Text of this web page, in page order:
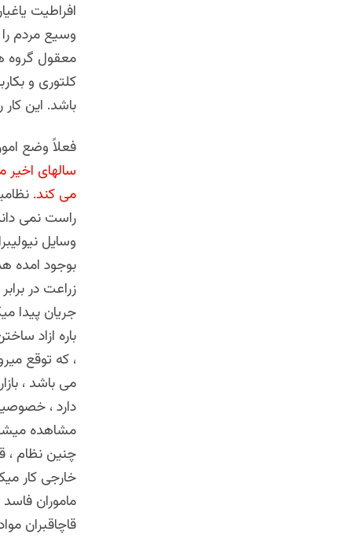
افراطیت
وسیع مردم
معقول گروه
کلتوری و
باشد. این کار
فعلاً وضع
سالهای
می کند.
راست نمی
وسایل
بوجود امده
زراعت در
جریان پیدا
باره ازاد
، که توقع
می باشد ،
دارد ،
مشاهده
چنین نظام ،
خارجی کار
ماموران
قاچاقبران